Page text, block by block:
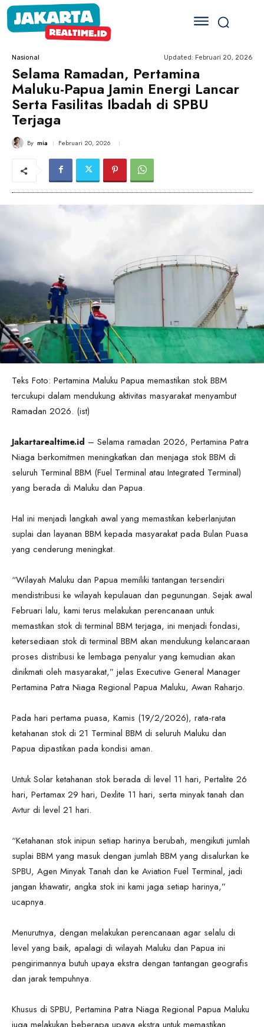
Nasional Updated: Februari 20, 2026
Selama Ramadan, Pertamina
Maluku-Papua Jamin Energi Lancar
Serta Fasilitas Ibadah di SPBU
Terjaga
By mia Februari 20, 2026
Teks Foto: Pertamina Maluku Papua memastikan stok BBM
tercukupi dalam mendukung aktivitas masyarakat menyambut
Ramadan 2026. (ist)
Jakartarealtime.id – Selama ramadan 2026, Pertamina Patra
Niaga berkomitmen meningkatkan dan menjaga stok BBM di
seluruh Terminal BBM (Fuel Terminal atau Integrated Terminal)
yang berada di Maluku dan Papua.
Hal ini menjadi langkah awal yang memastikan keberlanjutan
suplai dan layanan BBM kepada masyarakat pada Bulan Puasa
yang cenderung meningkat.
“Wilayah Maluku dan Papua memiliki tantangan tersendiri
mendistribusi ke wilayah kepulauan dan pegunungan. Sejak awal
Februari lalu, kami terus melakukan perencanaan untuk
memastikan stok di terminal BBM terjaga, ini menjadi fondasi,
ketersediaan stok di terminal BBM akan mendukung kelancaraan
proses distribusi ke lembaga penyalur yang kemudian akan
dinikmati oleh masyarakat,” jelas Executive General Manager
Pertamina Patra Niaga Regional Papua Maluku, Awan Raharjo.
Pada hari pertama puasa, Kamis (19/2/2026), rata-rata
ketahanan stok di 21 Terminal BBM di seluruh Maluku dan
Papua dipastikan pada kondisi aman.
Untuk Solar ketahanan stok berada di level 11 hari, Pertalite 26
hari, Pertamax 29 hari, Dexlite 11 hari, serta minyak tanah dan
Avtur di level 21 hari.
“Ketahanan stok inipun setiap harinya berubah, mengikuti jumlah
suplai BBM yang masuk dengan jumlah BBM yang disalurkan ke
SPBU, Agen Minyak Tanah dan ke Aviation Fuel Terminal, jadi
jangan khawatir, angka stok ini kami jaga setiap harinya,”
ucapnya.
Menurutnya, dengan melakukan perencanaan agar selalu di
level yang baik, apalagi di wilayah Maluku dan Papua ini
pengirimannya butuh upaya ekstra dengan tantangan geografis
dan jarak tempuhnya.
Khusus di SPBU, Pertamina Patra Niaga Regional Papua Maluku